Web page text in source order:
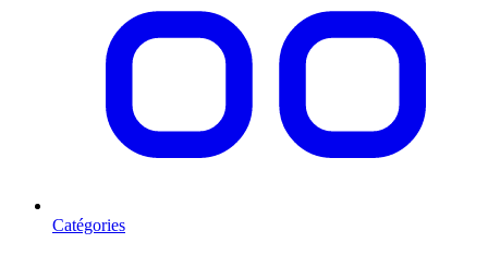
Catégories